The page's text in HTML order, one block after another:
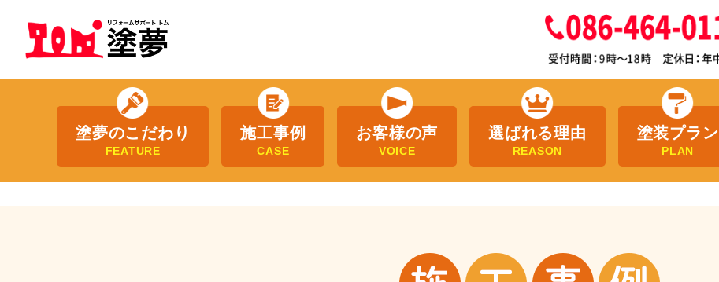
塗夢のこだわり
FEATURE
施工事例
CASE
お客様の声
VOICE
選ばれる理由
REASON
塗装プラン
PLAN